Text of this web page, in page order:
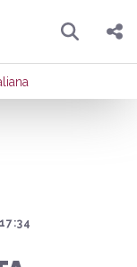
Pesquisar